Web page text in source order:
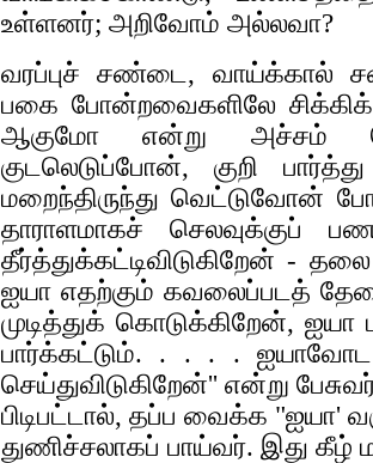
உள்ளனர்; அறிவோம் அல்லவா?
வரப்புச் சண்டை, வாய்க்கால்
பகை போன்றவைகளிலே
ஆகுமோ என்று அச்சம்
குடலெடுப்போன், குறி
மறைந்திருந்து வெட்டுவோன்
தாராளமாகச் செலவுக்குப்
தீர்த்துக்கட்டிவிடுகிறேன் -
ஐயா எதற்கும் கவலைப்படத்
முடித்துக் கொடுக்கிறேன்,
பார்க்கட்டும். . . . . ஐயாவோட
செய்துவிடுகிறேன்'' என்று
பிடிபட்டால், தப்ப வைக்க "ஐயா'
துணிச்சலாகப் பாய்வர். இது கீழ்